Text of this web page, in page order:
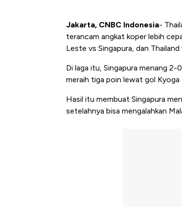
Jakarta, CNBC Indonesia-
terancam angkat koper lebih
Leste vs Singapura, dan Thailand
Di laga itu, Singapura menang
meraih tiga poin lewat gol Kyoga
Hasil itu membuat Singapura
setelahnya bisa mengalahkan